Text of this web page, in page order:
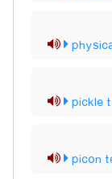
pickle
picon